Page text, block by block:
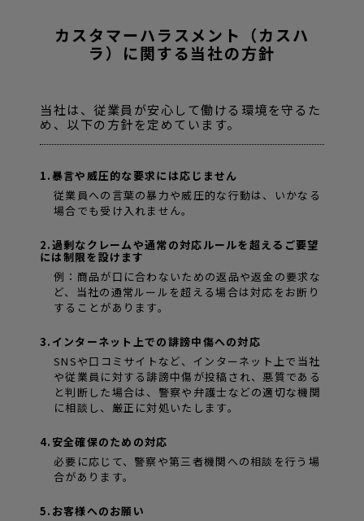
カスタマーハラスメント（カスハ
ラ）に関する当社の方針
当社は、従業員が安心して働ける環境を守るた
め、以下の方針を定めています。
1.暴言や威圧的な要求には応じません
従業員への言葉の暴力や威圧的な行動は、いかなる
場合でも受け入れません。
2.過剰なクレームや通常の対応ルールを超えるご要望
には制限を設けます
例：商品が口に合わないための返品や返金の要求な
ど、当社の通常ルールを超える場合は対応をお断り
することがあります。
3.インターネット上での誹謗中傷への対応
SNSや口コミサイトなど、インターネット上で当社
や従業員に対する誹謗中傷が投稿され、悪質である
と判断した場合は、警察や弁護士などの適切な機関
に相談し、厳正に対処いたします。
4.安全確保のための対応
必要に応じて、警察や第三者機関への相談を行う場
合があります。
5.お客様へのお願い